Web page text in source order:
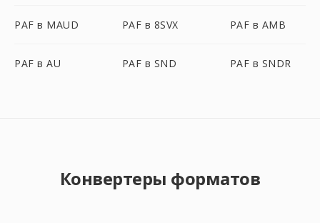
PAF в MAUD PAF в 8SVX PAF в AMB
PAF в AU PAF в SND PAF в SNDR
Конвертеры форматов